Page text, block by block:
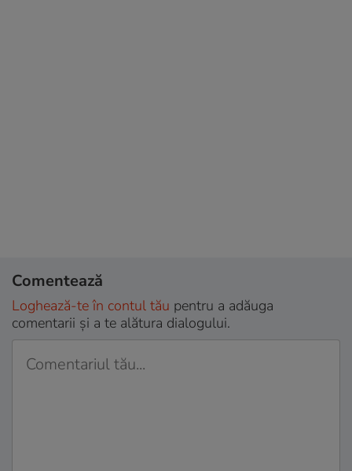
Comentează
Loghează-te în contul tău pentru a adăuga
comentarii și a te alătura dialogului.